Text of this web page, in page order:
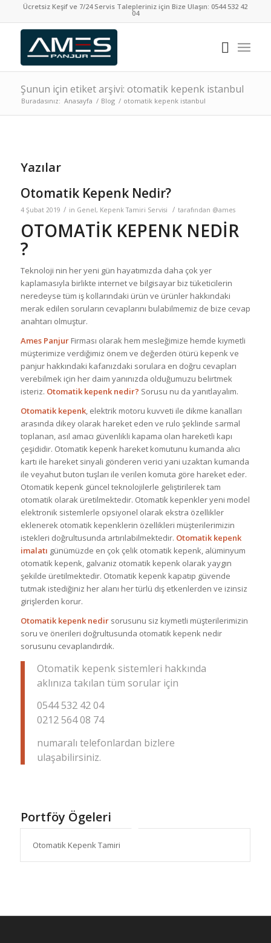
Ücretsiz Keşif ve 7/24 Servis Talepleriniz için Bize Ulaşın:0544 532 42
04
Şunun için etiket arşivi: otomatik kepenk istanbul
Buradasınız: Anasayfa / Blog / otomatik kepenk istanbul
Yazılar
Otomatik Kepenk Nedir?
4 Şubat 2019 / in Genel, Kepenk Tamiri Servisi / tarafından @ames
OTOMATİK KEPENK NEDİR
?
Teknoloji nin her yeni gün hayatımızda daha çok yer
kaplamasıyla birlikte internet ve bilgisayar biz tüketicilerin
neredeyse tüm iş kollarındaki ürün ve ürünler hakkındaki
merak edilen soruların cevaplarını bulabilmemiz de bize cevap
anahtarı olmuştur.
Ames PanjurFirması olarak hem mesleğimize hemde kıymetli
müşterimize verdiğimiz önem ve değerden ötürü kepenk ve
panjur hakkındaki kafanızdaki sorulara en doğru cevapları
verebilmek için her daim yanınızda olduğumuzu belirtmek
isteriz. Otomatik kepenk nedir? Sorusu nu da yanıtlayalım.
Otomatik kepenk, elektrik motoru kuvveti ile dikme kanalları
arasında dikey olarak hareket eden ve rulo şeklinde sarmal
toplanan, asıl amacı güvenlikli kapama olan hareketli kapı
çeşididir. Otomatik kepenk hareket komutunu kumanda alıcı
kartı ile hareket sinyali gönderen verici yani uzaktan kumanda
ile veyahut buton tuşları ile verilen komuta göre hareket eder.
Otomatik kepenk güncel teknolojilerle geliştirilerek tam
otomatik olarak üretilmektedir. Otomatik kepenkler yeni model
elektronik sistemlerle opsiyonel olarak ekstra özellikler
eklenerek otomatik kepenklerin özellikleri müşterilerimizin
istekleri doğrultusunda artırılabilmektedir. Otomatik kepenk
imalatı günümüzde en çok çelik otomatik kepenk, alüminyum
otomatik kepenk, galvaniz otomatik kepenk olarak yaygın
şekilde üretilmektedir. Otomatik kepenk kapatıp güvende
tutmak istediğiniz her alanı her türlü dış etkenlerden ve izinsiz
girişlerden korur.
Otomatik kepenk nedirsorusunu siz kıymetli müşterilerimizin
soru ve önerileri doğrultusunda otomatik kepenk nedir
sorusunu cevaplandırdık.
Otomatik kepenk sistemleri hakkında
aklınıza takılan tüm sorular için
0544 532 42 04
0212 564 08 74
numaralı telefonlardan bizlere
ulaşabilirsiniz.
Portföy Ögeleri
Otomatik Kepenk Tamiri